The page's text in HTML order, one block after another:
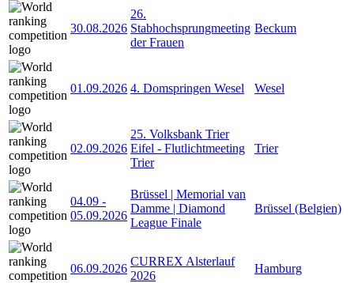
30.08.2026
26.
Stabhochsprungmeeting
der Frauen
Beckum
01.09.2026 4. Domspringen Wesel Wesel
02.09.2026
25. Volksbank Trier
Eifel - Flutlichtmeeting
Trier
Trier
04.09 -
05.09.2026
Brüssel | Memorial van
Damme | Diamond
League Finale
Brüssel (Belgien)
06.09.2026
CURREX Alsterlauf
2026
Hamburg